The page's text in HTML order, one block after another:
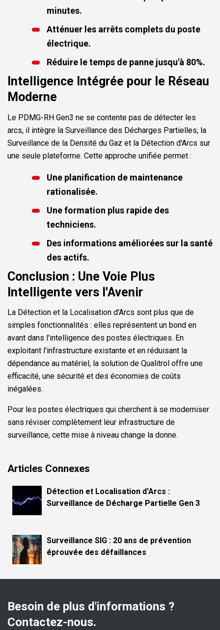
minutes.
Atténuer les arrêts complets du poste
électrique.
Réduire le temps de panne jusqu'à 80%.
Intelligence Intégrée pour le Réseau
Moderne
Le PDMG-RH Gen3 ne se contente pas de détecter les
arcs, il intègre la Surveillance des Décharges Partielles, la
Surveillance de la Densité du Gaz et la Détection d'Arcs sur
une seule plateforme. Cette approche unifiée permet :
Une planification de maintenance
rationalisée.
Une formation plus rapide des
techniciens.
Des informations améliorées sur la santé
des actifs.
Conclusion : Une Voie Plus
Intelligente vers l'Avenir
La Détection et la Localisation d'Arcs sont plus que de
simples fonctionnalités : elles représentent un bond en
avant dans l'intelligence des postes électriques. En
exploitant l'infrastructure existante et en réduisant la
dépendance au matériel, la solution de Qualitrol offre une
efficacité, une sécurité et des économies de coûts
inégalées.
Pour les postes électriques qui cherchent à se moderniser
sans réviser complètement leur infrastructure de
surveillance, cette mise à niveau change la donne.
Articles Connexes
Détection et Localisation d'Arcs :
Surveillance de Décharge Partielle Gen 3
Surveillance SIG : 20 ans de prévention
éprouvée des défaillances
Besoin de plus d'informations ?
Contactez-nous.